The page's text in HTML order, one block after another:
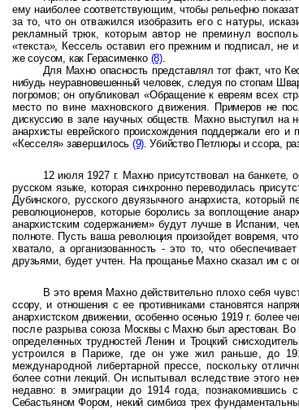
ему наиболее соответствующим, чтобы рельефно
за то, что он отважился изобразить его с натуры,
рекламный трюк, которым автор не преминул
«текста», Кессель оставил его прежним и подписал, не
же соусом, как Герасименко (8).
Для Махно опасность представлял тот факт, что
нибудь неуравновешенный человек, следуя по стопам
погромов; он опубликовал «Обращение к евреям всех
место по вине махновского движения. Примеров не
дискуссию в зале научных обществ. Махно выступил на
анархисты еврейского происхождения поддержали его и
«Кесселя» завершилось (9). Убийство Петлюры и ссора,
12 июля 1927 г. Махно присутствовал на
русском языке, которая синхронно переводи­лась
Дубинского, русского двуязычного анархиста,
революционеров, которые боролись за воплощение
анархистским содержанием» будут лучше в Испании,
полноте. Пусть ваша революция произойдет вовремя,
хватало, а организованность - это то, что
друзьями, будет учтен. На прощанье Махно сказал им с
В это время Махно действительно плохо себя
ссору, и отношения с ее противниками становятся
анархистском движении, особенно осенью 1919 г. более
после разрыва союза Москвы с Махно был арестован.
определенных трудностей Ленин и Троцкий
устроился в Париже, где он уже жил раньше, до
международной либертарной прессе, поскольку
более сотни лекций. Он испытывал вследствие этого
недавно: в эмиграции до 1914 года, познакомившись с
Себастьяном Фором,некий симбиоз трех